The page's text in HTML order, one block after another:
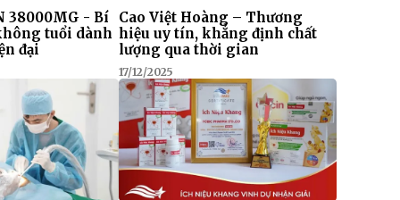
38000MG - Bí
tuổi dành
đại
Cao Việt Hoàng – Thương
hiệu uy tín, khẳng định chất
lượng qua thời gian
17/12/2025